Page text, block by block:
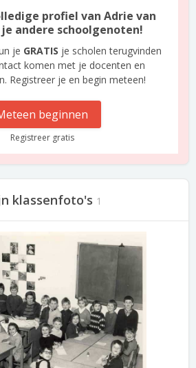
profiel van Adrie van
andere schoolgenoten!
je GRATIS je scholen terugvinden
komen met je docenten en
Registreer je en begin meteen!
beginnen
Registreer gratis
klassenfoto's 1